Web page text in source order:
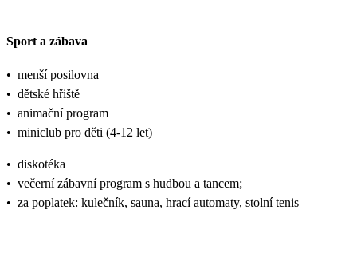
Sport a zábava
• menší posilovna
• dětské hřiště
• animační program
• miniclub pro děti (4-12 let)
• diskotéka
• večerní zábavní program s hudbou a tancem;
• za poplatek: kulečník, sauna, hrací automaty, stolní tenis